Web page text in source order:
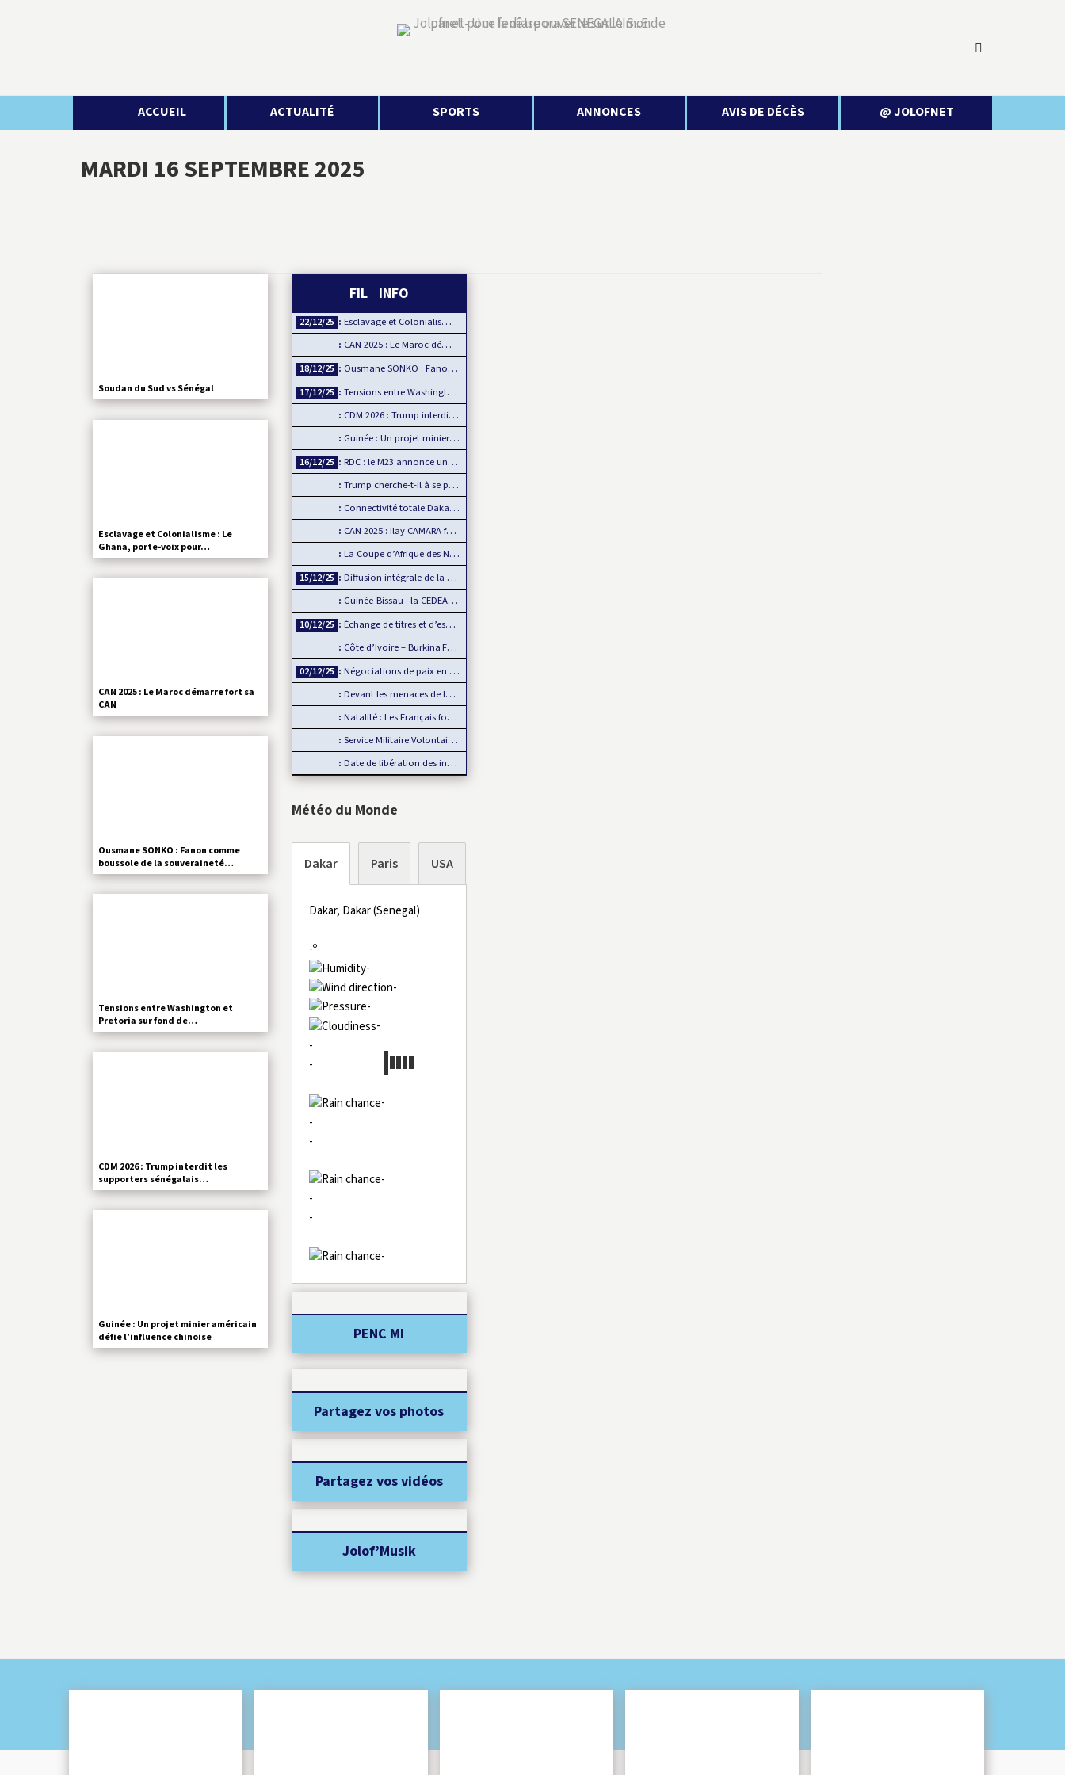
ACCUEIL ACTUALITÉ SPORTS ANNONCES AVIS DE DÉCÈS @ JOLOFNET
MARDI 16 SEPTEMBRE 2025
Soudan du Sud vs Sénégal
Esclavage et Colonialisme : Le
Ghana, porte-voix pour…
CAN 2025 : Le Maroc démarre fort sa
CAN
Ousmane SONKO : Fanon comme
boussole de la souveraineté…
Tensions entre Washington et
Pretoria sur fond de…
CDM 2026 : Trump interdit les
supporters sénégalais…
Guinée : Un projet minier américain
défie l’influence chinoise
FIL INFO
22/12/25
Esclavage et Colonialisme : Le Ghana, porte-voix pour…
CAN 2025 : Le Maroc démarre fort sa CAN
18/12/25 Ousmane SONKO : Fanon comme boussole de la souveraineté…
17/12/25
Tensions entre Washington et Pretoria sur fond de…
CDM 2026 : Trump interdit les supporters sénégalais…
Guinée : Un projet minier américain défie l’influence chinoise
16/12/25
RDC : le M23 annonce un retrait d’Uvira, mais…
Trump cherche-t-il à se payer la tête de la BBC ?
Connectivité totale Dakar-AIBD avec le TER : L’APIX annonce…
CAN 2025 : Ilay CAMARA forfait, Mamadou Lamine CAMARA…
La Coupe d’Afrique des Nations, un événement de plus en plus…
15/12/25
Diffusion intégrale de la CAN 2025 par Sportdigital Fußball, le…
Guinée-Bissau : la CEDEAO rejette la transition militaire
10/12/25
Échange de titres et d’espèces : L’UMOA comble son retard
Côte d’Ivoire – Burkina Faso : Reprise du dialogue
02/12/25
Négociations de paix en Ukraine : L’Europe mise de côté
Devant les menaces de la Chine, Taïwan joue la carte de…
Natalité : Les Français font moins d’enfants
Service Militaire Volontaire en France : Des nouveautés en 2025
Date de libération des internationaux pour la CAN 2025 : Rumeur ou…
Météo du Monde
Dakar Paris USA
Dakar, Dakar (Senegal)
-º
-
-
-
-
-
-
-
-
-
-
-
-
-
PENC MI
Partagez vos photos
Partagez vos vidéos
Jolof’Musik